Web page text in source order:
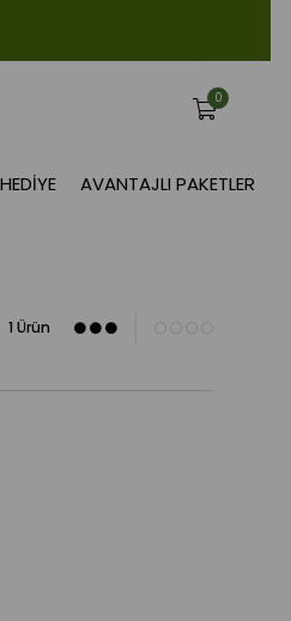
0
AVANTAJLI PAKETLER
1 Ürün